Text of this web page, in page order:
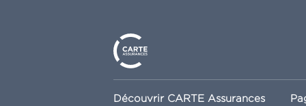
Découvrir CARTE Assurances